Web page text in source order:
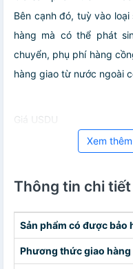
Bên cạnh đó, tuỳ vào
hàng mà có thể phát
chuyển, phụ phí hàng
hàng giao từ nước ngoài
Giá USDU
Xem
Thông tin chi tiết
Sản phẩm có được bảo
Phương thức giao hàng